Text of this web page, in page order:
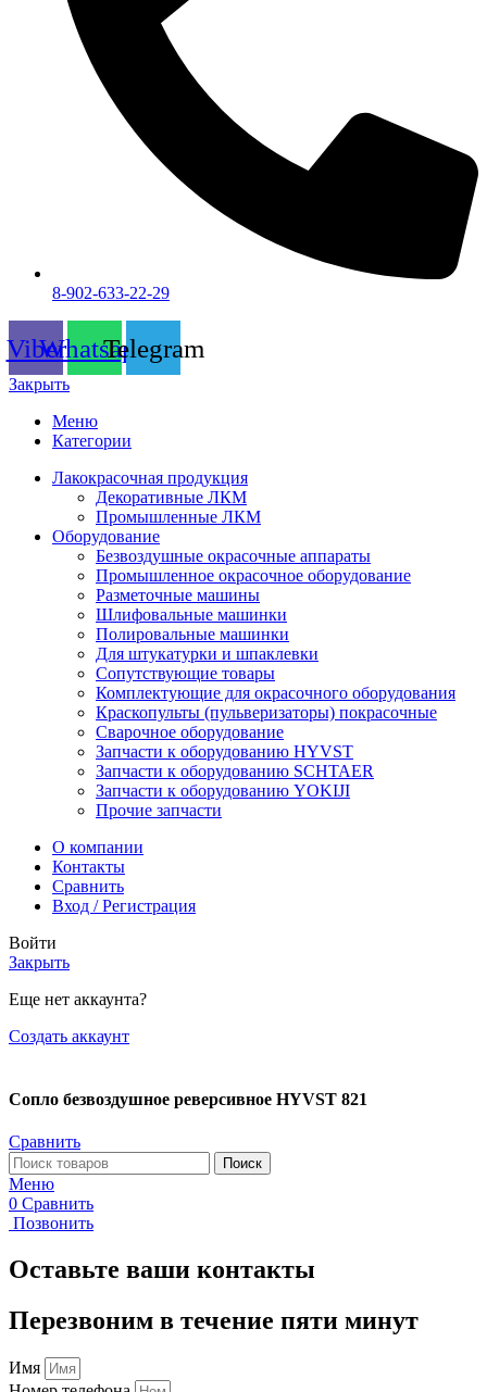
8-902-633-22-29
ViberWhatsappTelegram
Закрыть
Меню
Категории
Лакокрасочная продукция
Декоративные ЛКМ
Промышленные ЛКМ
Оборудование
Безвоздушные окрасочные аппараты
Промышленное окрасочное оборудование
Разметочные машины
Шлифовальные машинки
Полировальные машинки
Для штукатурки и шпаклевки
Сопутствующие товары
Комплектующие для окрасочного оборудования
Краскопульты (пульверизаторы) покрасочные
Сварочное оборудование
Запчасти к оборудованию HYVST
Запчасти к оборудованию SCHTAER
Запчасти к оборудованию YOKIJI
Прочие запчасти
О компании
Контакты
Сравнить
Вход / Регистрация
Войти
Закрыть
Еще нет аккаунта?
Создать аккаунт
Сопло безвоздушное реверсивное HYVST 821
Сравнить
Поиск
Меню
0 Сравнить
Позвонить
Оставьте ваши контакты
Перезвоним в течение пяти минут
Имя